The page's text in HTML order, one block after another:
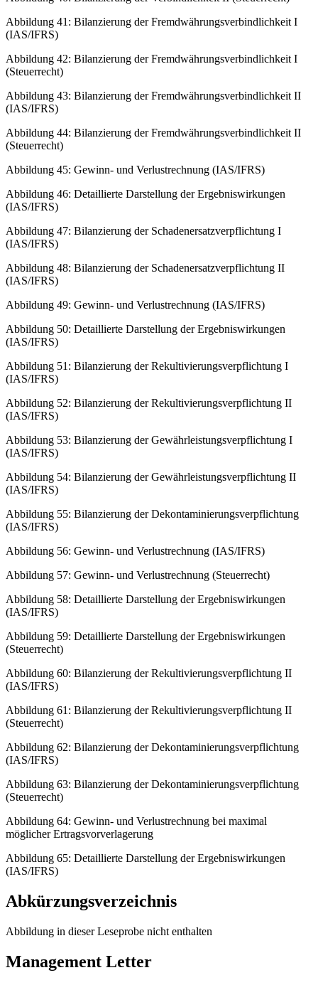
Abbildung 41: Bilanzierung der Fremdwährungsverbindlichkeit I
(IAS/IFRS)
Abbildung 42: Bilanzierung der Fremdwährungsverbindlichkeit I
(Steuerrecht)
Abbildung 43: Bilanzierung der Fremdwährungsverbindlichkeit II
(IAS/IFRS)
Abbildung 44: Bilanzierung der Fremdwährungsverbindlichkeit II
(Steuerrecht)
Abbildung 45: Gewinn- und Verlustrechnung (IAS/IFRS)
Abbildung 46: Detaillierte Darstellung der Ergebniswirkungen
(IAS/IFRS)
Abbildung 47: Bilanzierung der Schadenersatzverpflichtung I
(IAS/IFRS)
Abbildung 48: Bilanzierung der Schadenersatzverpflichtung II
(IAS/IFRS)
Abbildung 49: Gewinn- und Verlustrechnung (IAS/IFRS)
Abbildung 50: Detaillierte Darstellung der Ergebniswirkungen
(IAS/IFRS)
Abbildung 51: Bilanzierung der Rekultivierungsverpflichtung I
(IAS/IFRS)
Abbildung 52: Bilanzierung der Rekultivierungsverpflichtung II
(IAS/IFRS)
Abbildung 53: Bilanzierung der Gewährleistungsverpflichtung I
(IAS/IFRS)
Abbildung 54: Bilanzierung der Gewährleistungsverpflichtung II
(IAS/IFRS)
Abbildung 55: Bilanzierung der Dekontaminierungsverpflichtung
(IAS/IFRS)
Abbildung 56: Gewinn- und Verlustrechnung (IAS/IFRS)
Abbildung 57: Gewinn- und Verlustrechnung (Steuerrecht)
Abbildung 58: Detaillierte Darstellung der Ergebniswirkungen
(IAS/IFRS)
Abbildung 59: Detaillierte Darstellung der Ergebniswirkungen
(Steuerrecht)
Abbildung 60: Bilanzierung der Rekultivierungsverpflichtung II
(IAS/IFRS)
Abbildung 61: Bilanzierung der Rekultivierungsverpflichtung II
(Steuerrecht)
Abbildung 62: Bilanzierung der Dekontaminierungsverpflichtung
(IAS/IFRS)
Abbildung 63: Bilanzierung der Dekontaminierungsverpflichtung
(Steuerrecht)
Abbildung 64: Gewinn- und Verlustrechnung bei maximal
möglicher Ertragsvorverlagerung
Abbildung 65: Detaillierte Darstellung der Ergebniswirkungen
(IAS/IFRS)
Abkürzungsverzeichnis
Abbildung in dieser Leseprobe nicht enthalten
Management Letter